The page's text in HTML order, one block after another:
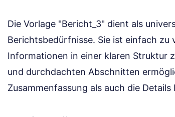
Die Vorlage "Bericht_3" dient als
Berichtsbedürfnisse. Sie ist einfach
Informationen in einer klaren Struktur
und durchdachten Abschnitten
Zusammenfassung als auch die